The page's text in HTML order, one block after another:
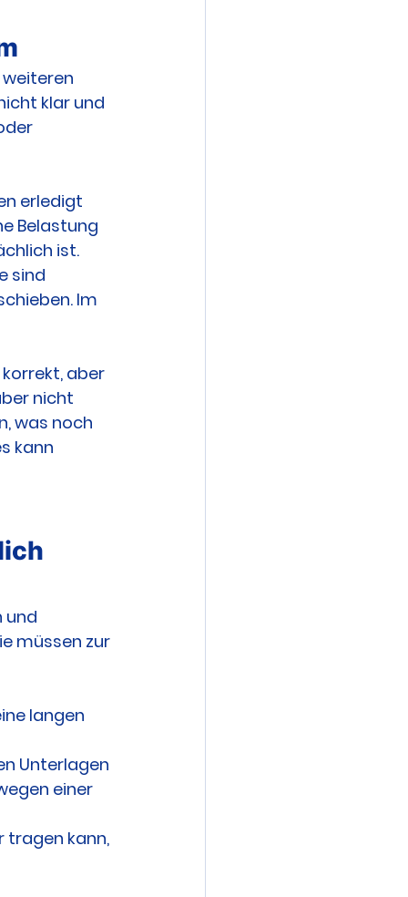
klar und
erledigt
Belastung
ist.
sind
Im
aber
nicht
was noch
kann
und
müssen zur
langen
Unterlagen
einer
tragen kann,